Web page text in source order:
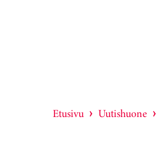
Etusivu Uutishuone